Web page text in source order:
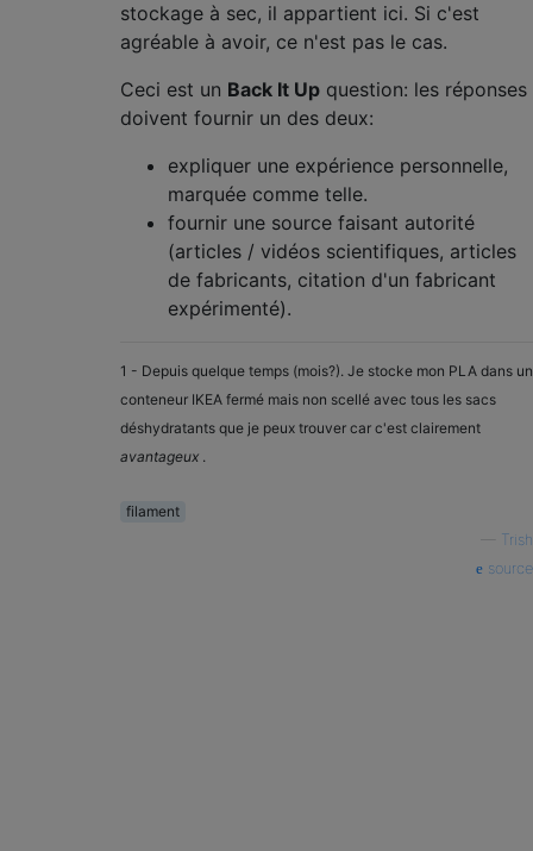
stockage à sec, il appartient ici. Si c'est
agréable à avoir, ce n'est pas le cas.
Ceci est un Back It Up question: les réponses
doivent fournir un des deux:
expliquer une expérience personnelle,
marquée comme telle.
fournir une source faisant autorité
(articles / vidéos scientifiques, articles
de fabricants, citation d'un fabricant
expérimenté).
1 - Depuis quelque temps (mois?). Je stocke mon PLA dans un
conteneur IKEA fermé mais non scellé avec tous les sacs
déshydratants que je peux trouver car c'est clairement
avantageux .
filament
Trish
source